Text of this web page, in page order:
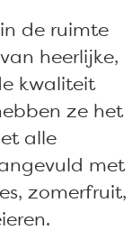
de ruimte
heerlijke,
kwaliteit
ze het
alle
met
zomerfruit,